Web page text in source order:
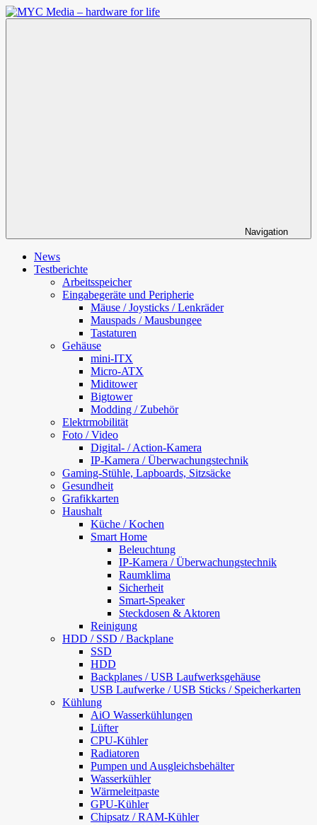
Zum
Inhalt
Navigation
News
Testberichte
Arbeitsspeicher
Eingabegeräte und Peripherie
Mäuse / Joysticks / Lenkräder
Mauspads / Mausbungee
Tastaturen
Gehäuse
mini-ITX
Micro-ATX
Miditower
Bigtower
Modding / Zubehör
Elektrmobilität
Foto / Video
Digital- / Action-Kamera
IP-Kamera / Überwachungstechnik
Gaming-Stühle, Lapboards, Sitzsäcke
Gesundheit
Grafikkarten
Haushalt
Küche / Kochen
Smart Home
Beleuchtung
IP-Kamera / Überwachungstechnik
Raumklima
Sicherheit
Smart-Speaker
Steckdosen & Aktoren
Reinigung
HDD / SSD / Backplane
SSD
HDD
Backplanes / USB Laufwerksgehäuse
USB Laufwerke / USB Sticks / Speicherkarten
Kühlung
AiO Wasserkühlungen
Lüfter
CPU-Kühler
Radiatoren
Pumpen und Ausgleichsbehälter
Wasserkühler
Wärmeleitpaste
GPU-Kühler
Chipsatz / RAM-Kühler